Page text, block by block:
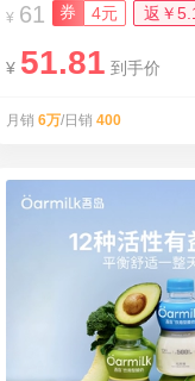
¥ 61 券 4元 返￥
¥ 51.81 到手价
月销 6万/日销 400